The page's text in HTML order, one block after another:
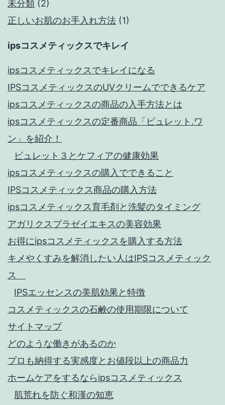
未分類 (2)
正しいお肌のお手入れ方法 (1)
ipsコスメティックスでキレイ
ipsコスメティックスでキレイになる
IPSコスメティックスのUVクリームでできるケア
ipsコスメティックスの商品の入手方法とは
ipsコスメティックスの定番商品「ピュレット.ワ
ン」を紹介！
ピュレット３とケフィアの健康効果
ipsコスメティックスの購入でできること
IPSコスメティックス商品の購入方法
ipsコスメティックス育毛剤と洗髪のタイミング
アガリクスプラゼイエキスの美容効果
お得にipsコスメティックスを購入する方法
キメやくすみを解消したい人はIPSコスメティック
ス
IPSエッセンスの美肌効果と特徴
コスメティックスの石鹸の使用期限について
サイトマップ
どのような働きがあるのか
プロも納得する実感度とお値段以上の商品力
ホームケアをするならipsコスメティックス
肌荒れを防ぐ和漢の知恵